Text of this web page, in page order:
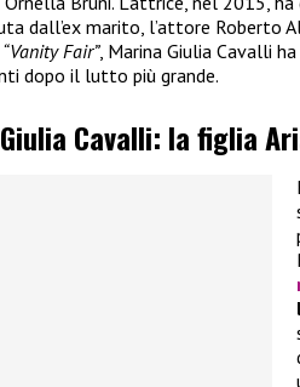
dall’ex marito, l’attore Roberto
“Vanity Fair”, Marina Giulia Cavalli
dopo il lutto più grande.
Cavalli: la figlia